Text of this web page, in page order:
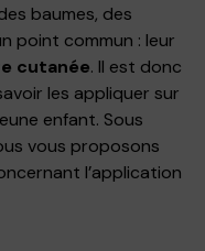
baumes, des
point commun : leur
cutanée. Il est donc
les appliquer sur
enfant. Sous
vous proposons
l’application